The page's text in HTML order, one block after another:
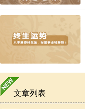
文章列表